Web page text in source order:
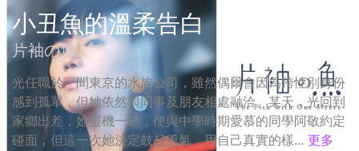
小丑魚的溫柔告白
片袖の魚
光任職於一間東京的水族公司，雖然偶爾會因為跨性別身份
感到孤單，但她依然與同事及朋友相處融洽。某天，光回到
家鄉出差，她靈機一動，便與中學時期愛慕的同學阿敬約定
碰面，但這一次她決定鼓起勇氣，用自己真實的樣... 更多